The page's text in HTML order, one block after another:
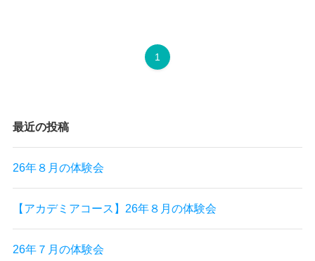
1
最近の投稿
26年８月の体験会
【アカデミアコース】26年８月の体験会
26年７月の体験会